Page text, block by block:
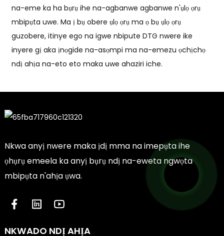
na-eme ka ha bụrụ ihe na-agbanwe agbanwe n'ụlọ ọrụ
mbipụta uwe. Ma ị bụ obere ụlọ ọrụ ma ọ bụ ụlọ ọrụ
guzobere, itinye ego na igwe nbipute DTG nwere ike
inyere gị aka ịnọgide na-asọmpi ma na-emezu ọchịchọ
ndị ahịa na-eto eto maka uwe ahaziri iche.
Nkwa anyị nwere maka ịdị mma na imepụta ihe
ọhụrụ emeela ka anyị bụrụ ndị na-eweta ngwọta
mbipụta n'ahịa ụwa.
NKWADO NDỊ AHỊA